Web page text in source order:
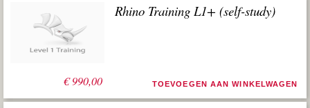
€990,00
Rhino Training L1+ (self-study)
TOEVOEGEN AAN WINKELWAGEN